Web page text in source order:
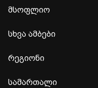
მსოფლიო
სხვა ამბები
რეგიონი
სამართალი